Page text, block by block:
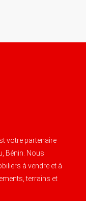
votre partenaire
Bénin. Nous
à vendre et à
terrains et